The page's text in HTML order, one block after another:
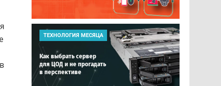
ТЕХНОЛОГИЯ МЕСЯЦА
Как выбрать сервер
для ЦОД и не прогадать
в перспективе